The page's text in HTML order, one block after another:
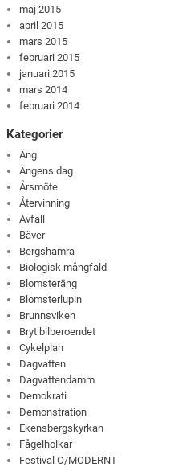
maj 2015
april 2015
mars 2015
februari 2015
januari 2015
mars 2014
februari 2014
Kategorier
Äng
Ängens dag
Årsmöte
Återvinning
Avfall
Bäver
Bergshamra
Biologisk mångfald
Blomsteräng
Blomsterlupin
Brunnsviken
Bryt bilberoendet
Cykelplan
Dagvatten
Dagvattendamm
Demokrati
Demonstration
Ekensbergskyrkan
Fågelholkar
Festival O/MODERNT